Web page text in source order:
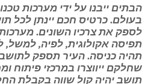
הבתים ייבנו על ידי מערכות
בעולם. כרטיס חכם יינתן לכל
לספק את צרכיו השונים.
תפיסה אקולוגית, לפיה, למשל,
תהיה כניסה. העיר תספק
שחלקם ייווצרו במרכזי פיתוח
תושב יהיה קול שווה בקבלת